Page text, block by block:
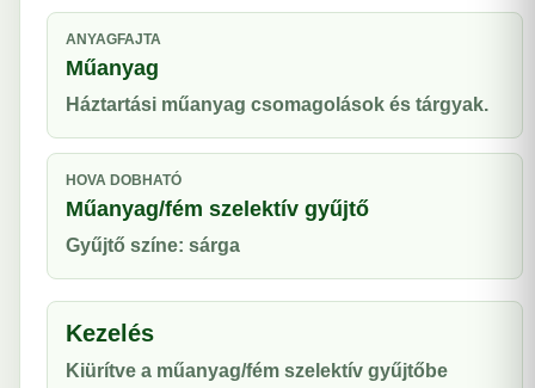
ANYAGFAJTA
Műanyag
Háztartási műanyag csomagolások és tárgyak.
HOVA DOBHATÓ
Műanyag/fém szelektív gyűjtő
Gyűjtő színe: sárga
Kezelés
Kiürítve a műanyag/fém szelektív gyűjtőbe